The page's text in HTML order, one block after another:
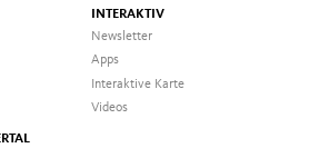
INTERAKTIV
Newsletter
Apps
Interaktive Karte
Videos